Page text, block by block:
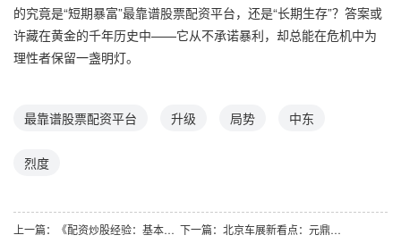
的究竟是“短期暴富”最靠谱股票配资平台，还是“长期生存”？答案或
许藏在黄金的千年历史中——它从不承诺暴利，却总能在危机中为
理性者保留一盏明灯。
最靠谱股票配资平台 升级 局势 中东
烈度
上一篇： 《配资炒股经验：基本面为锚，资金结构为舵，理性研判市场》 下一篇： 北京车展新看点：元鼎证券携手荣耀，股票配资平台跨界互动